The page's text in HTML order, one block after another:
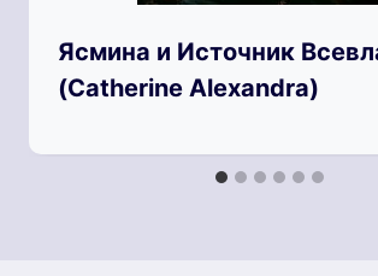
Ясмина и Источник
(Catherine Alexandra)